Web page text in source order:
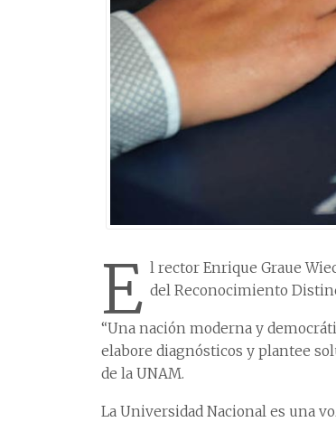
E l rector Enrique Graue
del Reconocimiento
“Una nación moderna y
elabore diagnósticos y plantee
de la UNAM.
La Universidad Nacional es una